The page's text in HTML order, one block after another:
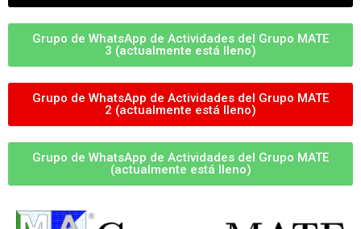
Grupo de WhatsApp de Actividades del Grupo MATE
3 (actualmente está lleno)
Grupo de WhatsApp de Actividades del Grupo MATE
2 (actualmente está lleno)
Grupo de WhatsApp de Actividades del Grupo MATE
(actualmente está lleno)